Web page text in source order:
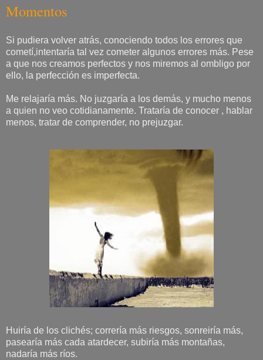
Momentos
Si pudiera volver atrás, conociendo todos los errores que
cometí,intentaría tal vez cometer algunos errores más. Pese
a que nos creamos perfectos y nos miremos al ombligo por
ello, la perfección es imperfecta.
Me relajaría más. No juzgaría a los demás, y mucho menos
a quien no veo cotidianamente. Trataría de conocer , hablar
menos, tratar de comprender, no prejuzgar.
Huiría de los clichés; correría más riesgos, sonreiría más,
pasearía más cada atardecer, subiría más montañas,
nadaría más ríos.